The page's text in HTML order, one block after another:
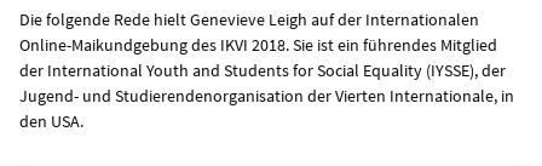
Die folgende Rede hielt Genevieve Leigh auf der Internationalen
Online-Maikundgebung des IKVI 2018. Sie ist ein führendes Mitglied
der International Youth and Students for Social Equality (IYSSE), der
Jugend- und Studierendenorganisation der Vierten Internationale, in
den USA.